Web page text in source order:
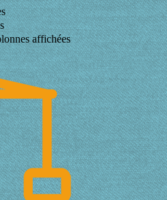
affichées